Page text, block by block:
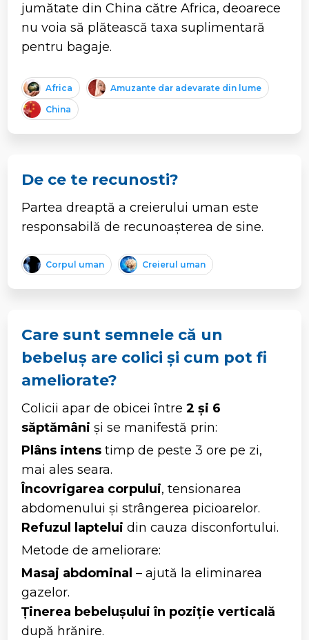
jumătate din China către Africa, deoarece
nu voia să plătească taxa suplimentară
pentru bagaje.
Africa Amuzante dar adevarate din lume
China
De ce te recunosti?
Partea dreaptă a creierului uman este
responsabilă de recunoașterea de sine.
Corpul uman Creierul uman
Care sunt semnele că un
bebeluș are colici și cum pot fi
ameliorate?
Colicii apar de obicei între2 și 6
săptămâni și se manifestă prin:
Plâns intens timp de peste 3 ore pe zi,
mai ales seara.
Încovrigarea corpului, tensionarea
abdomenului și strângerea picioarelor.
Refuzul laptelui din cauza disconfortului.
Metode de ameliorare:
Masaj abdominal – ajută la eliminarea
gazelor.
Ținerea bebelușului în poziție verticală
după hrănire.